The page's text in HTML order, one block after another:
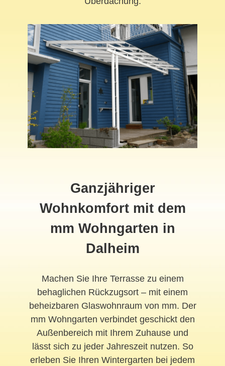
Ganzjähriger
Wohnkomfort mit dem
mm Wohngarten in
Dalheim
Machen Sie Ihre Terrasse zu einem
behaglichen Rückzugsort – mit einem
beheizbaren Glaswohnraum von mm. Der
mm Wohngarten verbindet geschickt den
Außenbereich mit Ihrem Zuhause und
lässt sich zu jeder Jahreszeit nutzen. So
erleben Sie Ihren Wintergarten bei jedem